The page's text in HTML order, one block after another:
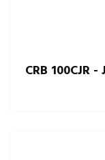
CRB 100CJR